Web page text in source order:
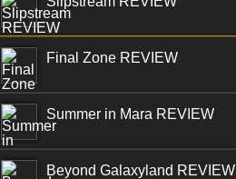
Final Zone REVIEW
Summer in Mara REVIEW
Beyond Galaxyland REVIEW